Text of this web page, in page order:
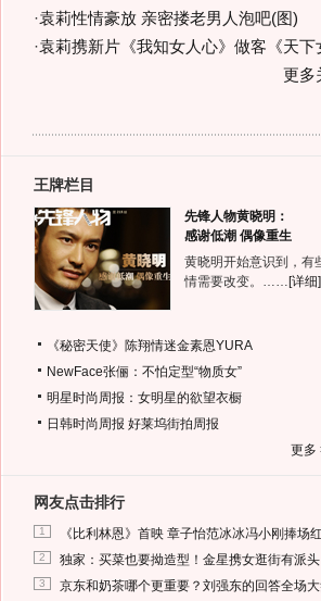
·袁莉性情豪放 亲密搂老男人泡吧(图)
·袁莉携新片《我知女人心》做客《天下
更多
王牌栏目
先锋人物黄晓明：
感谢低潮 偶像重生
黄晓明开始意识到，有
情需要改变。…… [详细]
《秘密天使》陈翔情迷金素恩YURA
NewFace张俪：不怕定型“物质女”
明星时尚周报：女明星的欲望衣橱
日韩时尚周报 好莱坞街拍周报
更多
网友点击排行
1 《比利林恩》首映 章子怡范冰冰冯小刚捧场
2 独家：买菜也要拗造型！金星携女逛街有派头
3 京东和奶茶哪个更重要？刘强东的回答全场大